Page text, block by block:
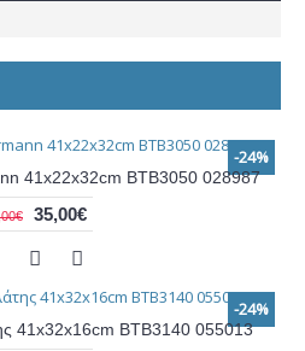
-24%
41x22x32cm BTB3050 028987
35,00€
-24%
41x32x16cm BTB3140 055013